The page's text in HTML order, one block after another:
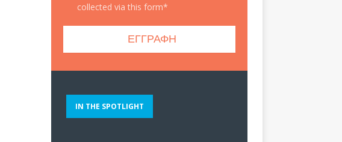
collected via this form*
IN THE SPOTLIGHT